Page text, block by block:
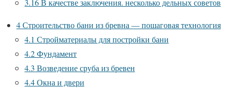
3.16В качестве заключения. несколько дельных советов
4Строительство бани из бревна — пошаговая технология
4.1 Стройматериалы для постройки бани
4.2Фундамент
4.3 Возведение сруба из бревен
4.4Окна и двери